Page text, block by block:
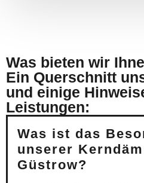
Was bieten wir
Ein Querschnitt
und einige
Leistungen:
Was ist das
unserer
Güstrow?